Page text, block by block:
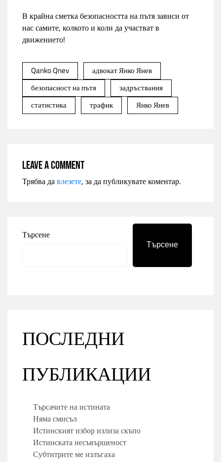
В крайна сметка безопасността на пътя зависи от
нас самите, колкото и коли да участват в
движението!
Qanko Qnev
адвокат Янко Янев
безопасност на пътя
задръствания
статистика
трафик Янко Янев
Leave a comment
Трябва давлезете, за да публикувате коментар.
Търсене
Търсене
ПОСЛЕДНИ
ПУБЛИКАЦИИ
Търсачите на истината
Няма смисъл
Истинският избор излиза скъпо
Истинската несъвършеност
Субтитрите ме излъгаха